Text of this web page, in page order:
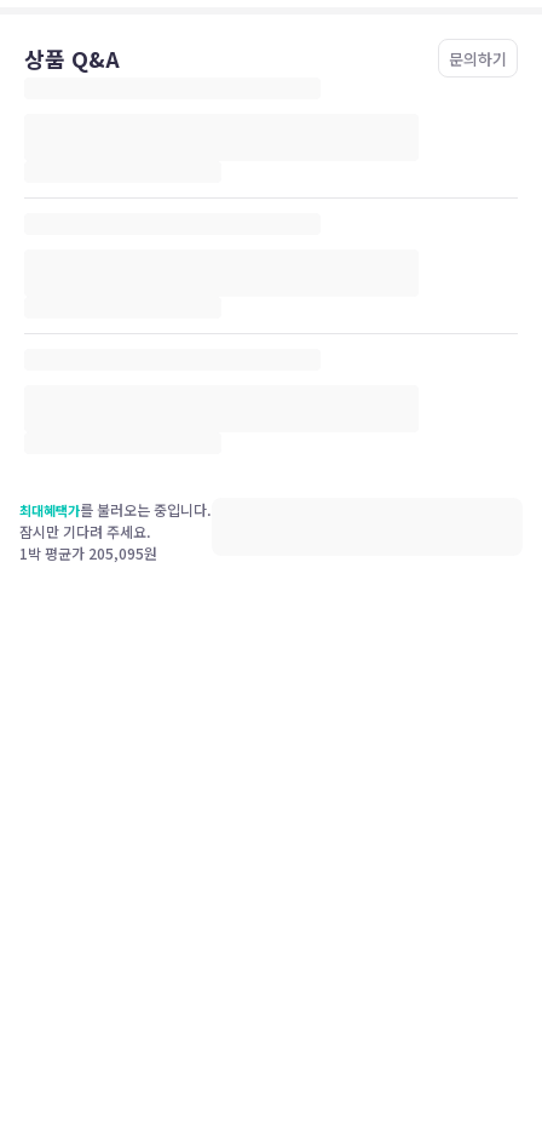
상품 Q&A 문의하기
최대혜택가를 불러오는 중입니다.
잠시만 기다려 주세요.
1박 평균가 205,095원